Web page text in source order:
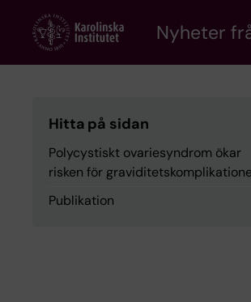
content
Nyheter
Hitta på sidan
Polycystiskt ovariesyndrom ökar
risken för
Publikation